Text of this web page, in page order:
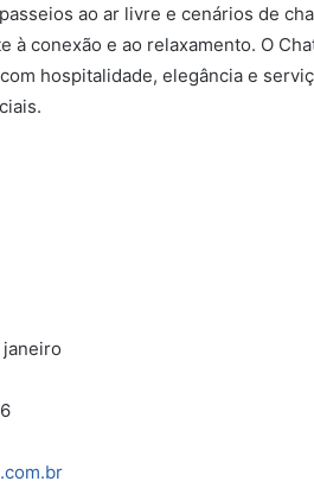
ao ar livre e cenários de
à conexão e ao relaxamento. O
hospitalidade, elegância e